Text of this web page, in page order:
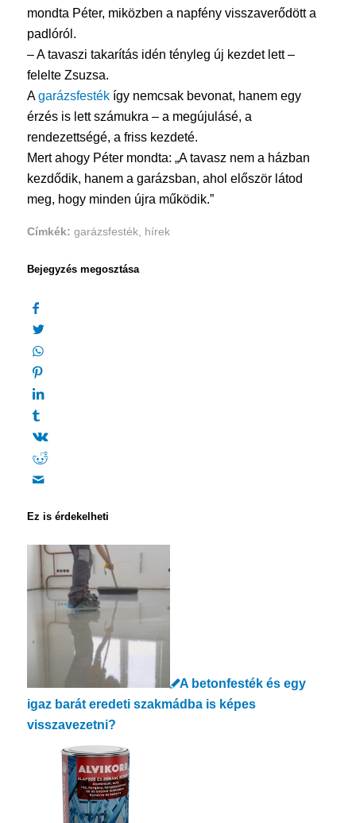
mondta Péter, miközben a napfény visszaverődött a
padlóról.
– A tavaszi takarítás idén tényleg új kezdet lett –
felelte Zsuzsa.
Agarázsfestékígy nemcsak bevonat, hanem egy
érzés is lett számukra – a megújulásé, a
rendezettségé, a friss kezdeté.
Mert ahogy Péter mondta: „A tavasz nem a házban
kezdődik, hanem a garázsban, ahol először látod
meg, hogy minden újra működik.”
Címkék: garázsfesték, hírek
Bejegyzés megosztása
Ez is érdekelheti
A betonfesték és egy
igaz barát eredeti szakmádba is képes
visszavezetni?